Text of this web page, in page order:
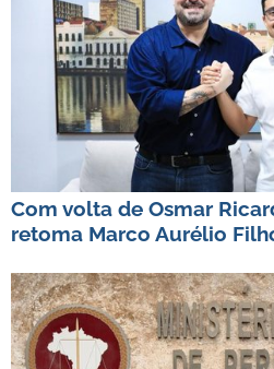
Com volta de Osmar
retoma Marco Aurélio